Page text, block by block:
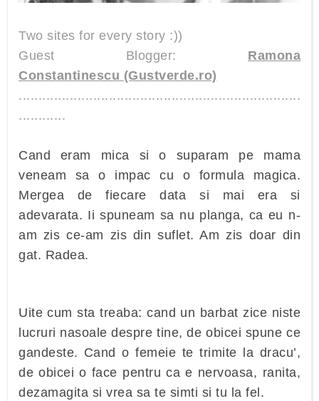
Two sites for every story :))
Guest Blogger: Ramona
Constantinescu (Gustverde.ro)
........................................................................
............
Cand eram mica si o suparam pe mama
veneam sa o impac cu o formula magica.
Mergea de fiecare data si mai era si
adevarata. Ii spuneam sa nu planga, ca eu n-
am zis ce-am zis din suflet. Am zis doar din
gat. Radea.
Uite cum sta treaba: cand un barbat zice niste
lucruri nasoale despre tine, de obicei spune ce
gandeste. Cand o femeie te trimite la dracu’,
de obicei o face pentru ca e nervoasa, ranita,
dezamagita si vrea sa te simti si tu la fel.